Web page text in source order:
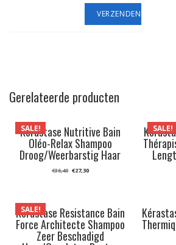
Gerelateerde producten
SALE!
Kérastase Nutritive Bain
Oléo-Relax Shampoo
Droog/Weerbarstig Haar
€36,40 Oorspronkelijke
prijs
€27,30Huidige
SALE!
SALE!
Kérastase Resistance Bain
Force Architecte Shampoo
Zeer Beschadigd